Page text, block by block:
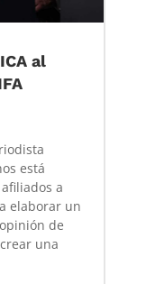
al
está
a
elaborar un
de
una